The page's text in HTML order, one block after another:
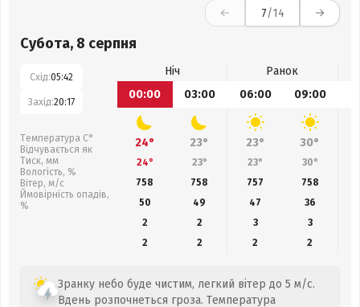
7/14
Субота, 8 серпня
Схід:05:42
Захід:20:17
Температура С°
Відчувається як
Тиск, мм
Вологість, %
Вітер, м/с
Ймовірність опадів,
%
Ніч
Ранок
00:00
03:00 06:00 09:00
24° 23° 23° 30°
24° 23° 23° 30°
758
758 757 758
50
49 47 36
2
2 3
3
2
2 2 2
Зранку небо буде чистим, легкий вітер до 5 м/с.
Вдень розпочнеться гроза. Температура